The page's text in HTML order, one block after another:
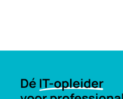
8 dec 2025, 11:04